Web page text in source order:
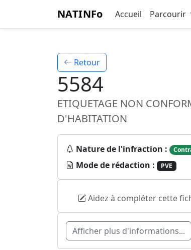
NATINFo Accueil Parcourir
Retour
5584
ETIQUETAGE NON
D'HABITATION
Nature de l'infraction :
Mode de rédaction : PVE
Aidez à compléter cette
Afficher plus d'informations...